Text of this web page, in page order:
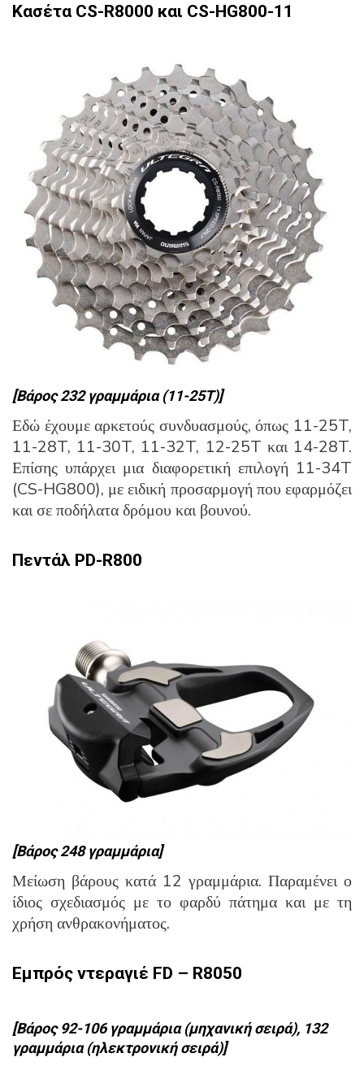
Κασέτα CS-R8000 και CS-HG800-11
[Βάρος 232 γραμμάρια (11-25Τ)]
Εδώ έχουμε αρκετούς συνδυασμούς, όπως 11-25T,
11-28T, 11-30T, 11-32T, 12-25T και 14-28T.
Επίσης υπάρχει μια διαφορετική επιλογή 11-34T
(CS-HG800), με ειδική προσαρμογή που εφαρμόζει
και σε ποδήλατα δρόμου και βουνού.
Πεντάλ PD-R800
[Βάρος 248 γραμμάρια]
Μείωση βάρους κατά 12 γραμμάρια. Παραμένει ο
ίδιος σχεδιασμός με το φαρδύ πάτημα και με τη
χρήση ανθρακονήματος.
Εμπρός ντεραγιέ FD – R8050
[Βάρος 92-106 γραμμάρια (μηχανική σειρά), 132
γραμμάρια (ηλεκτρονική σειρά)]